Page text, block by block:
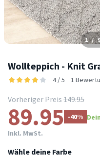
1 / 9
Wollteppich - Knit
4 / 5 1
Vorheriger Preis 149.95
89.95 -40%
Inkl. MwSt.
Wähle deine Farbe